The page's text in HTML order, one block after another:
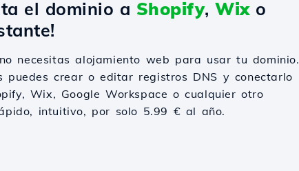
el dominio a Shopify, Wixo
necesitas alojamiento web para usar tu dominio.
puedes crear o editar registros DNS y conectarlo
Wix, Google Workspace o cualquier otro
intuitivo, por solo 5.99 € al año.